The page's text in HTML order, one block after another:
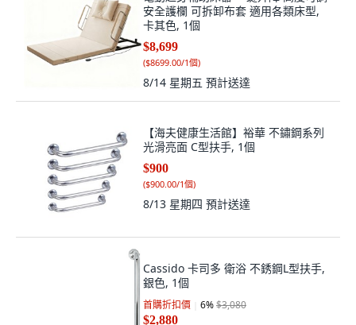
安全護欄 可拆卸布套 適用各類床型,
卡其色, 1個
$8,699
($8699.00/1個)
8/14 星期五 預計送達
【海夫健康生活館】裕華 不鏽鋼系列
光滑亮面 C型扶手, 1個
$900
($900.00/1個)
8/13 星期四 預計送達
Cassido 卡司多 衛浴 不銹鋼L型扶手,
銀色, 1個
首購折扣價 6%$3,080
$2,880